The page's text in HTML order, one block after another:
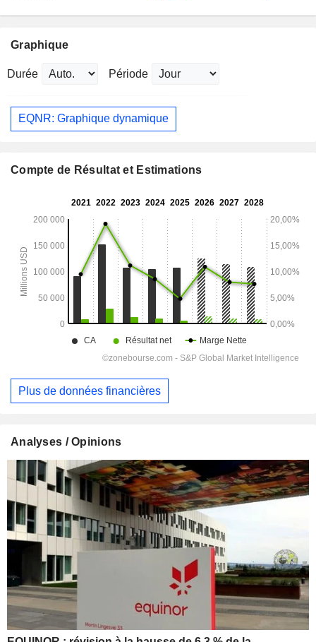
Graphique
Durée Période
EQNR: Graphique dynamique
Compte de Résultat et Estimations
Plus de données financières
Analyses / Opinions